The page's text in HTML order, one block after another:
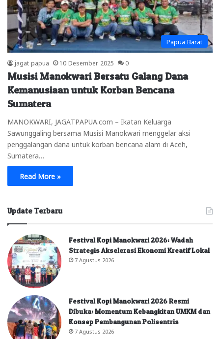
Papua Barat
jagat papua 10 Desember 2025 0
Musisi Manokwari Bersatu Galang Dana
Kemanusiaan untuk Korban Bencana
Sumatera
MANOKWARI, JAGATPAPUA.com – Ikatan Keluarga
Sawunggaling bersama Musisi Manokwari menggelar aksi
penggalangan dana untuk korban bencana alam di Aceh,
Sumatera…
Read More »
Update Terbaru
Festival Kopi Manokwari 2026: Wadah
Strategis Akselerasi Ekonomi Kreatif Lokal
7 Agustus 2026
Festival Kopi Manokwari 2026 Resmi
Dibuka: Momentum Kebangkitan UMKM dan
Konsep Pembangunan Polisentris
7 Agustus 2026